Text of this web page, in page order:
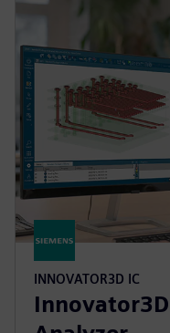
INNOVATOR3D IC